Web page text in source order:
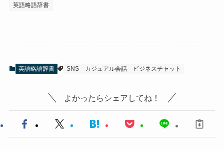
英語略語辞書
英語略語辞書 SNS カジュアル会話 ビジネスチャット
よかったらシェアしてね！